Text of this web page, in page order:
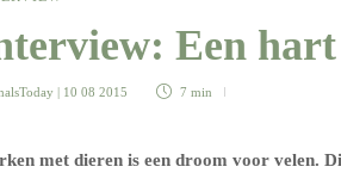
Een hart
| 10 08 2015 7 min
met dieren is een droom voor velen.